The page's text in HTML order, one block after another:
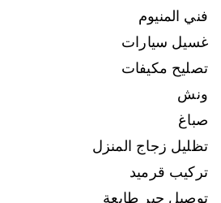
فني المنيوم
غسيل سيارات
تصليح مكيفات
ونش
صباغ
تظليل زجاج المنزل
تركيب قرميد
توصيل حبر طابعة